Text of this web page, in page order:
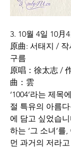
3. 10월 4일 10月
原曲: 서태지 /
구름
原唱：徐太志 /
曲：雲
‘1004’라는 제목
절 특유의 아름
에 담고 싶었습
하는 ‘그 소녀’
먼 과거의 저라